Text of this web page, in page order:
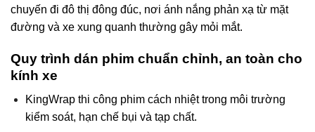
chuyến đi đô thị đông đúc, nơi ánh nắng phản xạ từ mặt
đường và xe xung quanh thường gây mỏi mắt.
Quy trình dán phim chuẩn chỉnh, an toàn cho
kính xe
KingWrapthi công phim cách nhiệt trong môi trường
kiểm soát, hạn chế bụi và tạp chất.